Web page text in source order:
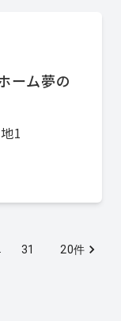
ーム夢の
1
31